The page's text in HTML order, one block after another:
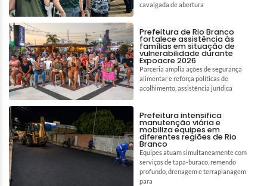
cavalgada de abertura
Prefeitura de Rio Branco
fortalece assistência às
famílias em situação de
vulnerabilidade durante
Expoacre 2026
Parceria amplia ações de segurança
alimentar e reforça políticas de
acolhimento, assistência jurídica
Prefeitura intensifica
manutenção viária e
mobiliza equipes em
diferentes regiões de Rio
Branco
Equipes atuam simultaneamente com
serviços de tapa-buraco, remendo
profundo, drenagem e terraplanagem
para